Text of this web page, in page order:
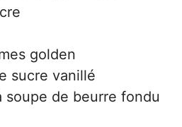
golden
sucre vanillé
soupe de beurre fondu